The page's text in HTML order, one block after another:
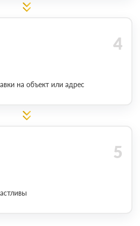
на объект или адрес